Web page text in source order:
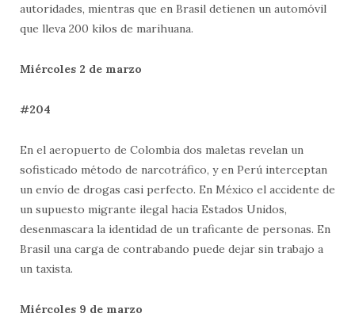
autoridades, mientras que en Brasil detienen un automóvil
que lleva 200 kilos de marihuana.
Miércoles 2 de marzo
#204
En el aeropuerto de Colombia dos maletas revelan un
sofisticado método de narcotráfico, y en Perú interceptan
un envío de drogas casi perfecto. En México el accidente de
un supuesto migrante ilegal hacia Estados Unidos,
desenmascara la identidad de un traficante de personas. En
Brasil una carga de contrabando puede dejar sin trabajo a
un taxista.
Miércoles 9 de marzo